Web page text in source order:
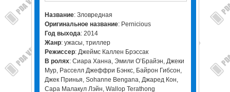
Название: Зловредная
Оригинальное название: Pernicious
Год выхода: 2014
Жанр: ужасы, триллер
Режиссер: Джеймс Каллен Брэссак
В ролях: Сиара Ханна, Эмили О’Брайэн, Джеки
Мур, Расселл Джеффри Бэнкс, Байрон Гибсон,
Джек Принья, Sohanne Bengana, Джаред Кон,
Сара Малакул Лэйн, Wallop Terathong